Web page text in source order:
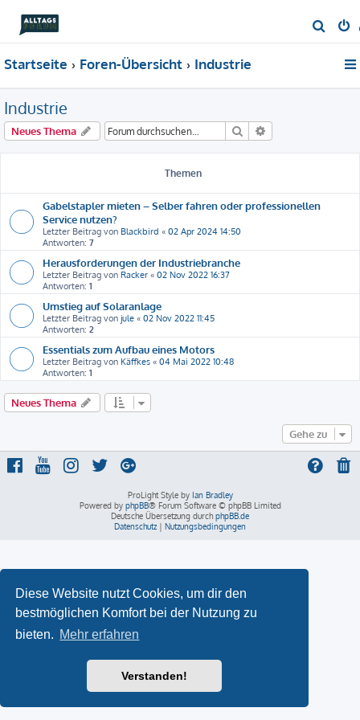
Diese Website nutzt Cookies, um dir den
bestmöglichen Komfort bei der Nutzung zu
bieten. Mehr erfahren
Verstanden!
u
Startseite Foren-Übersicht Industrie
Industrie
Neues Thema Suche
Themen
Gabelstapler mieten – Selber fahren oder professionellen
Service nutzen?
Letzter Beitrag von Blackbird « 02 Apr 2024 14:50
Antworten: 7
Herausforderungen der Industriebranche
Letzter Beitrag von Racker « 02 Nov 2022 16:37
Antworten: 1
Umstieg auf Solaranlage
Letzter Beitrag von jule « 02 Nov 2022 11:45
Antworten: 2
Essentials zum Aufbau eines Motors
Letzter Beitrag von Käffkes « 04 Mai 2022 10:48
Antworten: 1
Neues Thema
Gehe zu
ProLight Style by Ian Bradley
Powered by phpBB® Forum Software © phpBB Limited
Deutsche Übersetzung durch phpBB.de
Datenschutz | Nutzungsbedingungen